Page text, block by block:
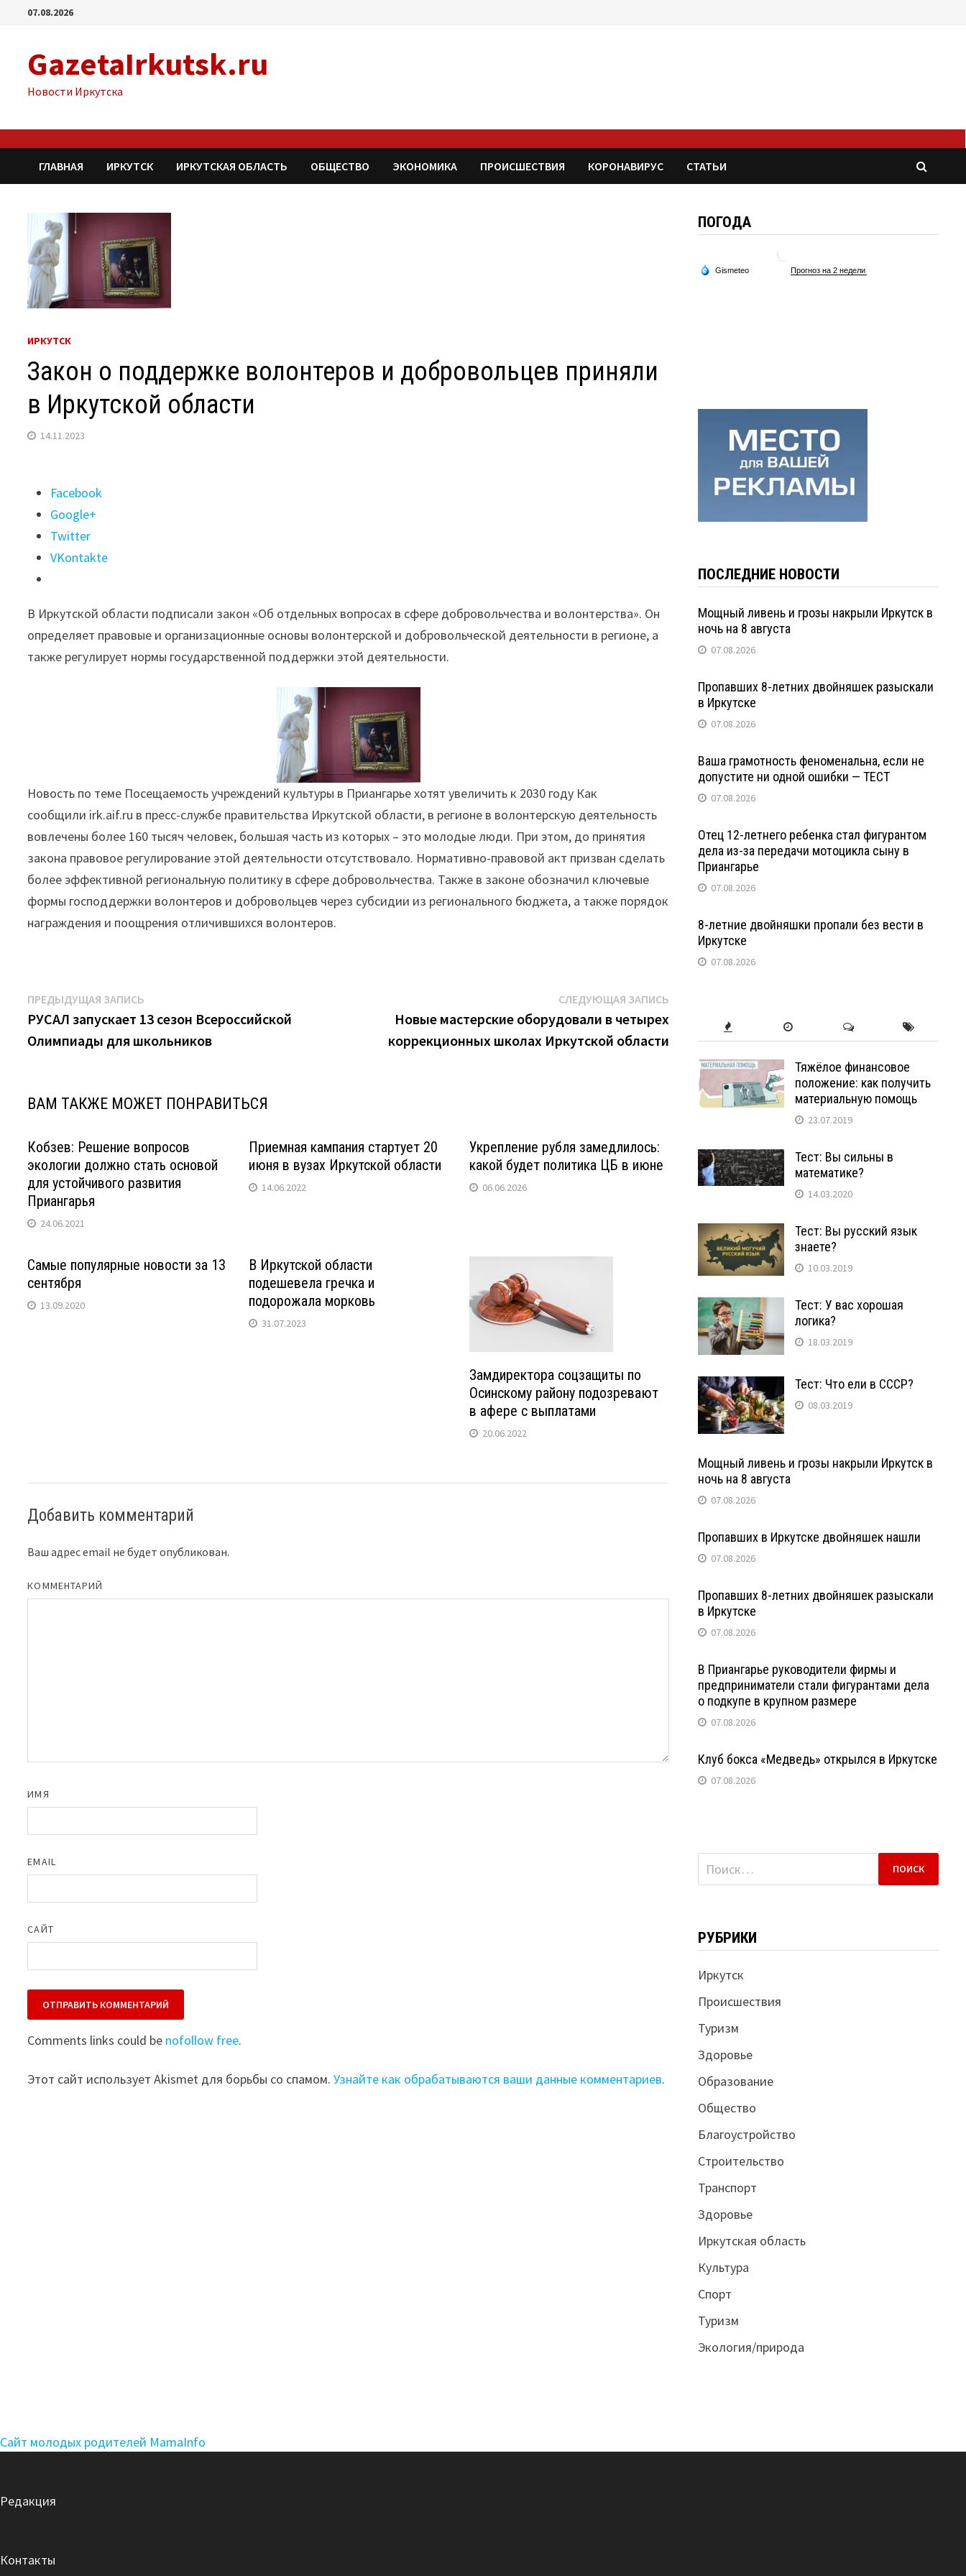
Перейти07.08.2026
GazetaIrkutsk.ru
Новости Иркутска
ГЛАВНАЯ ИРКУТСК ИРКУТСКАЯ ОБЛАСТЬ ОБЩЕСТВО ЭКОНОМИКА ПРОИСШЕСТВИЯ КОРОНАВИРУС СТАТЬИ
ИРКУТСК
Закон о поддержке волонтеров и добровольцев приняли
в Иркутской области
14.11.2023
Поделиться
"Закон
поддержке
волонтеров
добровольцев
приняли
в
Facebook
Google+
Twitter
VKontakte
В Иркутской области подписали закон «Об отдельных вопросах в сфере добровольчества и волонтерства». Он
определяет правовые и организационные основы волонтерской и добровольческой деятельности в регионе, а
также регулирует нормы государственной поддержки этой деятельности.
Новость по теме Посещаемость учреждений культуры в Приангарье хотят увеличить к 2030 году Как
сообщили irk.aif.ru в пресс-службе правительства Иркутской области, в регионе в волонтерскую деятельность
вовлечены более 160 тысяч человек, большая часть из которых – это молодые люди. При этом, до принятия
закона правовое регулирование этой деятельности отсутствовало. Нормативно-правовой акт призван сделать
более эффективной региональную политику в сфере добровольчества. Также в законе обозначил ключевые
формы господдержки волонтеров и добровольцев через субсидии из регионального бюджета, а также порядок
награждения и поощрения отличившихся волонтеров.
Навигация
по
записям
ПРЕДЫДУЩАЯ ЗАПИСЬ
запись:
РУСАЛ запускает 13 сезон Всероссийской
Олимпиады для школьников
СЛЕДУЮЩАЯ ЗАПИСЬСледующая
запись:
Новые мастерские оборудовали в четырех
коррекционных школах Иркутской области
ВАМ ТАКЖЕ МОЖЕТ ПОНРАВИТЬСЯ
Кобзев: Решение вопросов
экологии должно стать основой
для устойчивого развития
Приангарья
24.06.2021
Приемная кампания стартует 20
июня в вузах Иркутской области
14.06.2022
Укрепление рубля замедлилось:
какой будет политика ЦБ в июне
06.06.2026
Самые популярные новости за 13
сентября
13.09.2020
В Иркутской области
подешевела гречка и
подорожала морковь
31.07.2023
Замдиректора соцзащиты по
Осинскому району подозревают
в афере с выплатами
20.06.2022
Добавить комментарий
Ваш адрес email не будет опубликован.
КОММЕНТАРИЙ
ИМЯ
EMAIL
САЙТ
Comments links could be nofollow free.
Этот сайт использует Akismet для борьбы со спамом.Узнайте как обрабатываются ваши данные комментариев.
ПОГОДА
ПОСЛЕДНИЕ НОВОСТИ
Мощный ливень и грозы накрыли Иркутск в
ночь на 8 августа
07.08.2026
Пропавших 8-летних двойняшек разыскали
в Иркутске
07.08.2026
Ваша грамотность феноменальна, если не
допустите ни одной ошибки — ТЕСТ
07.08.2026
Отец 12-летнего ребенка стал фигурантом
дела из-за передачи мотоцикла сыну в
Приангарье
07.08.2026
8-летние двойняшки пропали без вести в
Иркутске
07.08.2026
Тяжёлое финансовое
положение: как получить
материальную помощь
23.07.2019
Тест: Вы сильны в
математике?
14.03.2020
Тест: Вы русский язык
знаете?
10.03.2019
Тест: У вас хорошая
логика?
18.03.2019
Тест: Что ели в СССР?
08.03.2019
Мощный ливень и грозы накрыли Иркутск в
ночь на 8 августа
07.08.2026
Пропавших в Иркутске двойняшек нашли
07.08.2026
Пропавших 8-летних двойняшек разыскали
в Иркутске
07.08.2026
В Приангарье руководители фирмы и
предприниматели стали фигурантами дела
о подкупе в крупном размере
07.08.2026
Клуб бокса «Медведь» открылся в Иркутске
07.08.2026
Найти:
РУБРИКИ
Иркутск
Происшествия
Туризм
Здоровье
Образование
Общество
Благоустройство
Строительство
Транспорт
Здоровье
Иркутская область
Культура
Спорт
Туризм
Экология/природа
Сайт молодых родителей MamaInfo
Редакция
Контакты